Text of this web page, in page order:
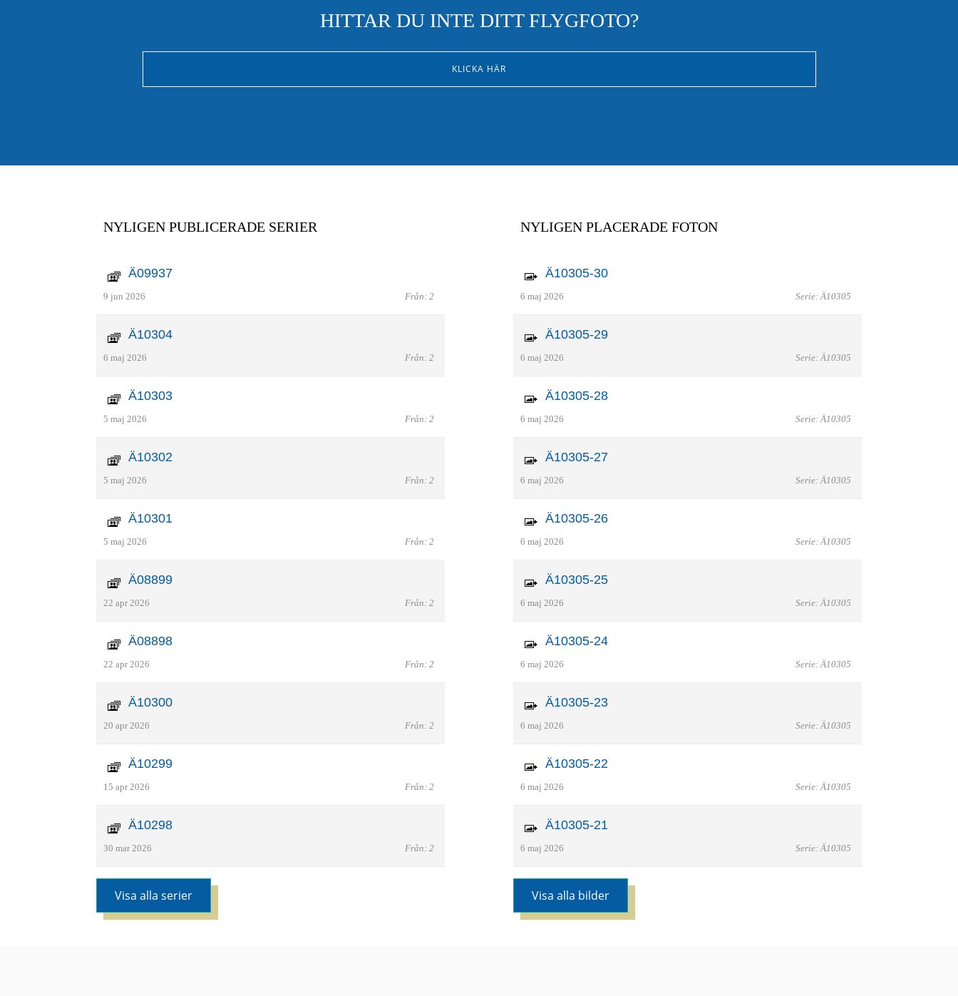
HITTAR DU INTE DITT FLYGFOTO?
KLICKA HÄR
NYLIGEN PUBLICERADE SERIER
Ä09937
9 jun 2026 Från: 2
Ä10304
6 maj 2026 Från: 2
Ä10303
5 maj 2026 Från: 2
Ä10302
5 maj 2026 Från: 2
Ä10301
5 maj 2026 Från: 2
Ä08899
22 apr 2026 Från: 2
Ä08898
22 apr 2026 Från: 2
Ä10300
20 apr 2026 Från: 2
Ä10299
15 apr 2026 Från: 2
Ä10298
30 mar 2026 Från: 2
Visa alla serier
NYLIGEN PLACERADE FOTON
Ä10305-30
6 maj 2026 Serie: Ä10305
Ä10305-29
6 maj 2026 Serie: Ä10305
Ä10305-28
6 maj 2026 Serie: Ä10305
Ä10305-27
6 maj 2026 Serie: Ä10305
Ä10305-26
6 maj 2026 Serie: Ä10305
Ä10305-25
6 maj 2026 Serie: Ä10305
Ä10305-24
6 maj 2026 Serie: Ä10305
Ä10305-23
6 maj 2026 Serie: Ä10305
Ä10305-22
6 maj 2026 Serie: Ä10305
Ä10305-21
6 maj 2026 Serie: Ä10305
Visa alla bilder